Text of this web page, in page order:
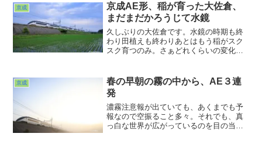
京成
京成AE形、稲が育った大佐倉、
まだまだかろうじて水鏡
久しぶりの大佐倉です。水鏡の時期も終
わり田植えも終わりあとはもう稲がスク
スク育つのみ。さぁどれくらいの変化だ
昼のような光線状態でした。
京成
春の早朝の霧の中から、AE３連
発
濃霧注意報が出ていても、あくまでも予
報なので空振ること多々。それでも、真
っ白な世界が広がっているのを目の当た